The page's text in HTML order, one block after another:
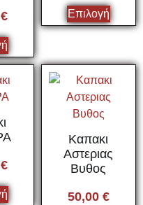
€ Επιλογή
€
Καπακι
Αστεριας
Βυθος
50,00 €